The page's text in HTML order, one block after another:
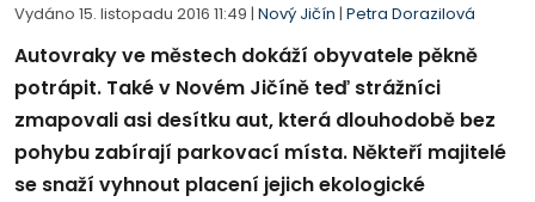
Vydáno 15. listopadu 2016 11:49 | Nový Jičín | Petra Dorazilová
Autovraky ve městech dokáží obyvatele pěkně
potrápit. Také v Novém Jičíně teď strážníci
zmapovali asi desítku aut, která dlouhodobě bez
pohybu zabírají parkovací místa. Někteří majitelé
se snaží vyhnout placení jejich ekologické